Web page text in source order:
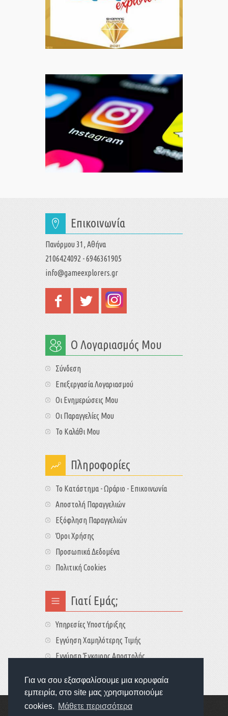
Για να σου εξασφαλίσουμε μια κορυφαία
εμπειρία, στο site μας χρησιμοποιούμε
cookies. Μάθετε περισσότερα
Επικοινωνία
Πανόρμου 31, Αθήνα
2106424092 - 6946361905
info@gameexplorers.gr
Ο Λογαριασμός Μου
Σύνδεση
Επεξεργασία Λογαριασμού
Οι Ενημερώσεις Μου
Οι Παραγγελίες Μου
Το Καλάθι Μου
Πληροφορίες
Το Κατάστημα - Ωράριο - Επικοινωνία
Αποστολή Παραγγελιών
Εξόφληση Παραγγελιών
Όροι Χρήσης
Προσωπικά Δεδομένα
Πολιτική Cookies
Γιατί Εμάς;
Υπηρεσίες Υποστήριξης
Εγγύηση Χαμηλότερης Τιμής
Εγγύηση Έγκαιρης Αποστολής
Copyright © 2022GameExplorers